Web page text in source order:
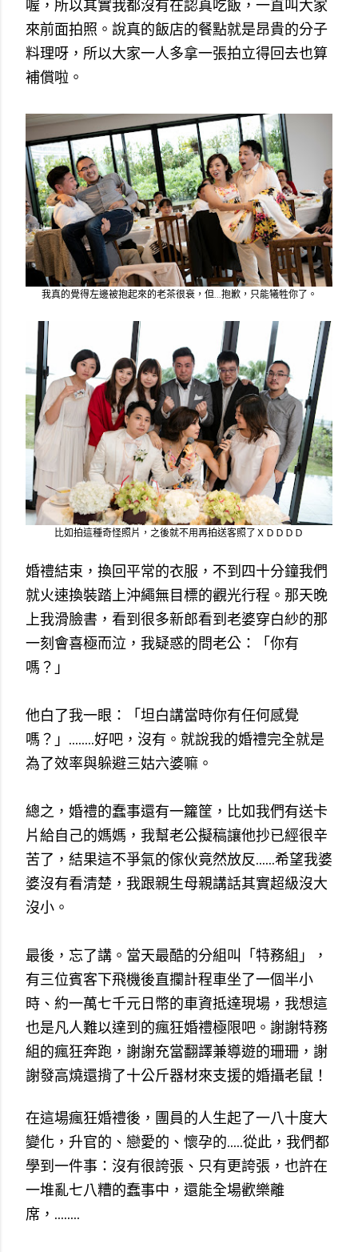
喔，所以其實我都沒有在認真吃飯，一直叫大家
來前面拍照。說真的飯店的餐點就是昂貴的分子
料理呀，所以大家一人多拿一張拍立得回去也算
補償啦。
我真的覺得左邊被抱起來的老茶很衰，但...抱歉，只能犧牲你了。
比如拍這種奇怪照片，之後就不用再拍送客照了ＸＤＤＤＤ
婚禮結束，換回平常的衣服，不到四十分鐘我們
就火速換裝踏上沖繩無目標的觀光行程。那天晚
上我滑臉書，看到很多新郎看到老婆穿白紗的那
一刻會喜極而泣，我疑惑的問老公：「你有
嗎？」
他白了我一眼：「坦白講當時你有任何感覺
嗎？」........好吧，沒有。就說我的婚禮完全就是
為了效率與躲避三姑六婆嘛。
總之，婚禮的蠢事還有一籮筐，比如我們有送卡
片給自己的媽媽，我幫老公擬稿讓他抄已經很辛
苦了，結果這不爭氣的傢伙竟然放反......希望我婆
婆沒有看清楚，我跟親生母親講話其實超級沒大
沒小。
最後， 忘了講。 當天最酷的分組叫「特務組」，
有三位賓客下飛機後直攔計程車坐了一個半小
時、約一萬七千元日幣的車資抵達現場，我想這
也是凡人難以達到的瘋狂婚禮極限吧。謝謝特務
組的瘋狂奔跑，謝謝充當翻譯兼導遊的珊珊，謝
謝發高燒還揹了十公斤器材來支援的婚攝老鼠！
在這場瘋狂婚禮後，團員的人生起了一八十度大
變化，升官的、戀愛的、懷孕的.....從此，我們都
學到一件事：沒有很誇張、只有更誇張， 也許在
一堆亂七八糟的蠢事中，還能全場歡樂離
席，........